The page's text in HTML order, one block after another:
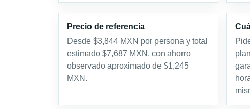
Precio de referencia
Desde $3,844 MXN por persona y total
estimado $7,687 MXN, con ahorro
observado aproximado de $1,245
MXN.